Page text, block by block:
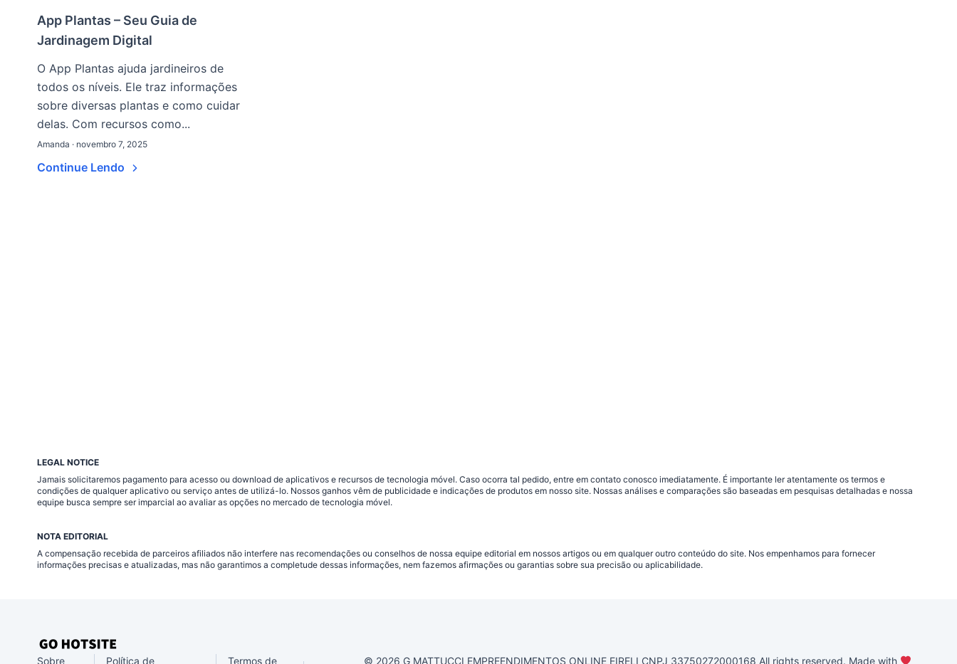
App Plantas – Seu Guia de
Jardinagem Digital
O App Plantas ajuda jardineiros de
todos os níveis. Ele traz informações
sobre diversas plantas e como cuidar
delas. Com recursos como...
Amanda · novembro 7, 2025
Continue Lendo
LEGAL NOTICE
Jamais solicitaremos pagamento para acesso ou download de aplicativos e recursos de tecnologia móvel. Caso ocorra tal pedido, entre em contato conosco imediatamente. É importante ler atentamente os termos e
condições de qualquer aplicativo ou serviço antes de utilizá-lo. Nossos ganhos vêm de publicidade e indicações de produtos em nosso site. Nossas análises e comparações são baseadas em pesquisas detalhadas e nossa
equipe busca sempre ser imparcial ao avaliar as opções no mercado de tecnologia móvel.
NOTA EDITORIAL
A compensação recebida de parceiros afiliados não interfere nas recomendações ou conselhos de nossa equipe editorial em nossos artigos ou em qualquer outro conteúdo do site. Nos empenhamos para fornecer
informações precisas e atualizadas, mas não garantimos a completude dessas informações, nem fazemos afirmações ou garantias sobre sua precisão ou aplicabilidade.
Sobre Política de Termos de © 2026 G MATTUCCI EMPREENDIMENTOS ONLINE EIRELI CNPJ 33750272000168 All rights reserved. Made with